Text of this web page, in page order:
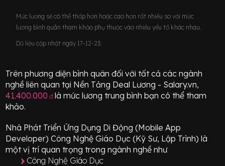
Mức lương sẽ có thể thấp hơn hoặc cao hơn rất nhiều so với mức
lương bình quân tham khảo phụ thuộc vào nhiều yếu tố khác nhau.
Dữ liệu cập nhật ngày 17-12-23.
Trên phương diện bình quân đối với tất cả các ngành
nghề liên quan tại Nền Tảng Deal Lương - Salary.vn,
41.400.000 đlà mức lương trung bình bạn có thể tham
khảo.
Nhà Phát Triển Ứng Dụng Di Động (Mobile App
Developer) Công Nghệ Giáo Dục (Kỹ Sư, Lập Trình) là
một vị tríquan trọng trong ngành nghề như
Công Nghệ Giáo Dục